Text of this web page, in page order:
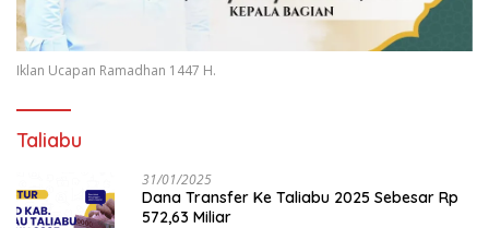
Iklan Ucapan Ramadhan 1447 H.
Taliabu
31/01/2025
Dana Transfer Ke Taliabu 2025 Sebesar Rp
572,63 Miliar